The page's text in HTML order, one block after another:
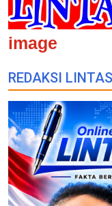
image
REDAKSI